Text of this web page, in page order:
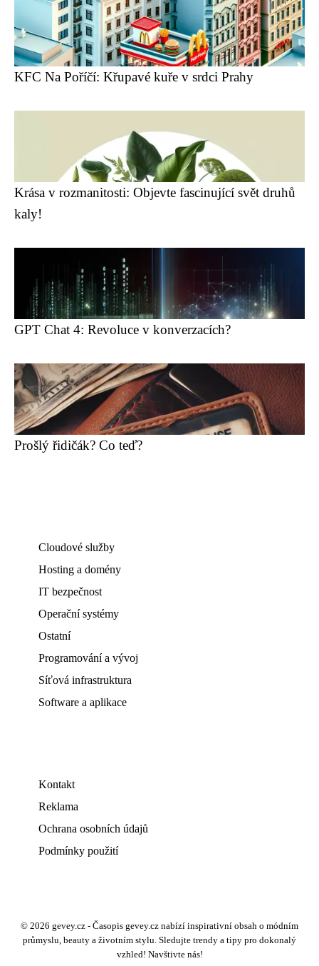
KFC Na Poříčí: Křupavé kuře v srdci Prahy
Krása v rozmanitosti: Objevte fascinující svět druhů
kaly!
GPT Chat 4: Revoluce v konverzacích?
Prošlý řidičák? Co teď?
Cloudové služby
Hosting a domény
IT bezpečnost
Operační systémy
Ostatní
Programování a vývoj
Síťová infrastruktura
Software a aplikace
Kontakt
Reklama
Ochrana osobních údajů
Podmínky použití
© 2026 gevey.cz - Časopis gevey.cz nabízí inspirativní obsah o módním
průmyslu, beauty a životním stylu. Sledujte trendy a tipy pro dokonalý
vzhled! Navštivte nás!